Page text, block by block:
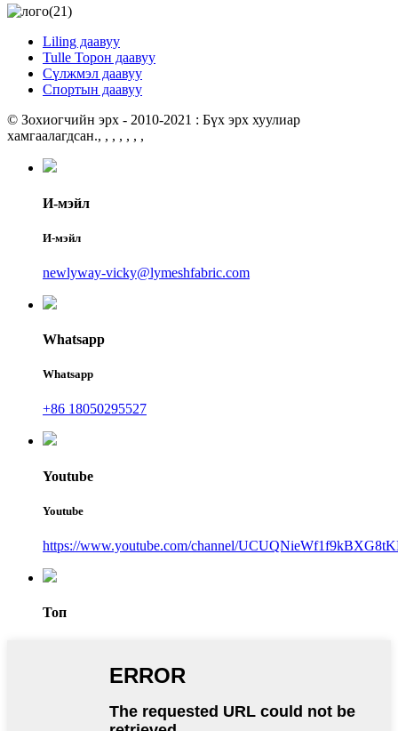
Liling даавуу
Tulle Торон даавуу
Сүлжмэл даавуу
Спортын даавуу
© Зохиогчийн эрх - 2010-2021 : Бүх эрх хуулиар
хамгаалагдсан., , , , , , ,
И-мэйл
И-мэйл
newlyway-vicky@lymeshfabric.com
Whatsapp
Whatsapp
+86 18050295527
Youtube
Youtube
https://www.youtube.com/channel/
Топ